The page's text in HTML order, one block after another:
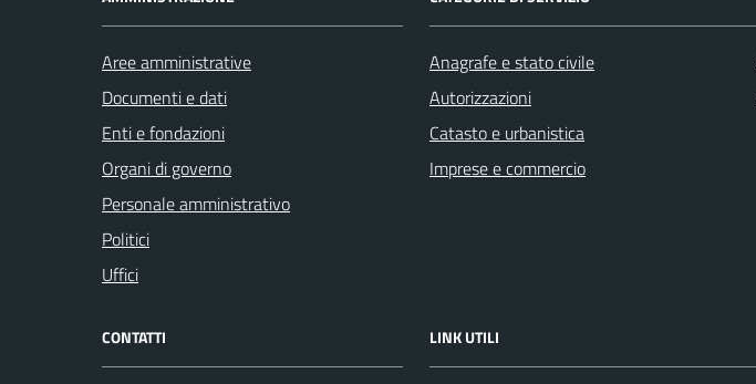
Aree amministrative
Documenti e dati
Enti e fondazioni
Organi di governo
Personale amministrativo
Politici
Uffici
Anagrafe e stato civile
Autorizzazioni
Catasto e urbanistica
Imprese e commercio
CONTATTI LINK UTILI